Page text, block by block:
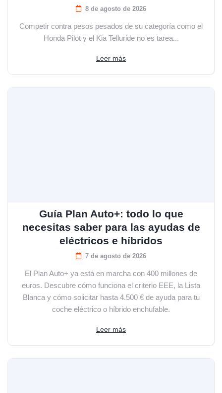
8 de agosto de 2026
Competir contra pesos pesados de su categoría como el
Honda Pilot y el Kia Telluride no es tarea...
Leer más
Guía Plan Auto+: todo lo que
necesitas saber para las ayudas de
eléctricos e híbridos
7 de agosto de 2026
El Plan Auto+ ya está en marcha con 400 millones de
euros. Descubre cómo funciona el criterio EEE, la Lista
Blanca y cómo solicitar hasta 4.500 € de ayuda para tu
coche eléctrico o híbrido enchufable.
Leer más